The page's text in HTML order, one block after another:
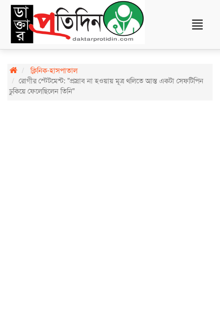
Toggle
ক্লিনিক-হাসপাতাল
রোগীর স্টেটমেন্ট: "প্রস্রাব না হওয়ায় মূত্র থলিতে আস্ত একটা সেফটিপিন
ঢুকিয়ে ফেলেছিলেন তিনি"